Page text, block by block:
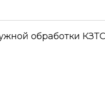
обработки